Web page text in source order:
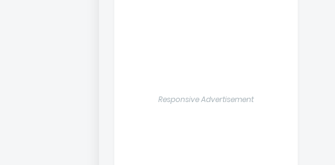
Responsive Advertisement